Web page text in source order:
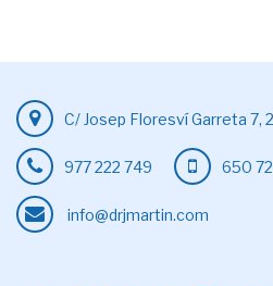
C/ Josep Floresví Garreta 7,
977 222 749 650
info@drjmartin.com